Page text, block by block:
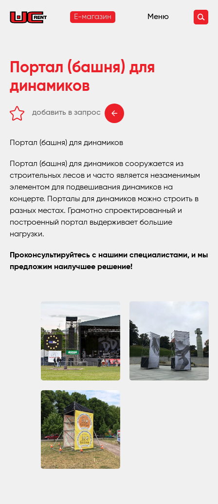
E-магазин Меню
Портал (башня) для
динамиков
добавить в запрос
Портал (башня) для динамиков
Портал (башня) для динамиков сооружается из
строительных лесов и часто является незаменимым
элементом для подвешивания динамиков на
концерте. Порталы для динамиков можно строить в
разных местах. Грамотно спроектированный и
построенный портал выдерживает большие
нагрузки.
Проконсультируйтесь с нашими специалистами, и мы
предложим наилучшее решение!